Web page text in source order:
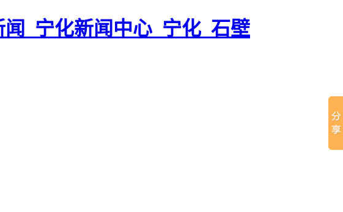
_宁化新闻中心_宁化_石壁